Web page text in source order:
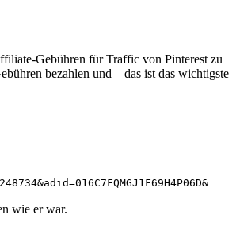
Gebühren für Traffic von Pinterest zu
bezahlen und – das ist das wichtigste
wie er war.